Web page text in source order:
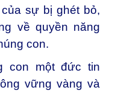
sự bị ghét bỏ,
về quyền năng
con.
con một đức tin
vững vàng và